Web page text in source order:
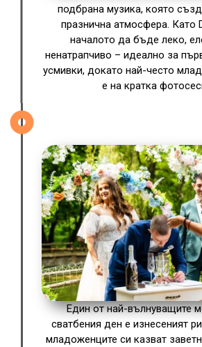
подбрана музика, която
празнична атмосфера. Като
началото да бъде леко,
ненатрапчиво – идеално за
усмивки, докато най-често
е на кратка
Един от най-вълнуващите
сватбения ден е изнесеният
младоженците си казват